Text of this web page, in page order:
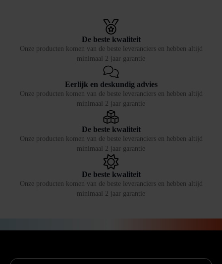
De beste kwaliteit
Onze producten komen van de beste leveranciers en hebben altijd
minimaal 2 jaar garantie
Eerlijk en deskundig advies
Onze producten komen van de beste leveranciers en hebben altijd
minimaal 2 jaar garantie
De beste kwaliteit
Onze producten komen van de beste leveranciers en hebben altijd
minimaal 2 jaar garantie
De beste kwaliteit
Onze producten komen van de beste leveranciers en hebben altijd
minimaal 2 jaar garantie